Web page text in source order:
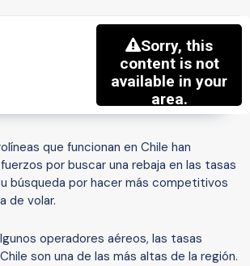
que funcionan en Chile han
por buscar una rebaja en las tasas
búsqueda por hacer más competitivos
de volar.
operadores aéreos, las tasas
son una de las más altas de la región.